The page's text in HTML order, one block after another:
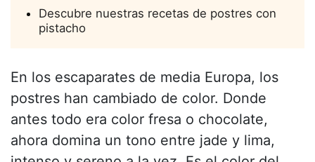
Descubre nuestras recetas de postres con
pistacho
En los escaparates de media Europa, los
postres han cambiado de color. Donde
antes todo era color fresa o chocolate,
ahora domina un tono entre jade y lima,